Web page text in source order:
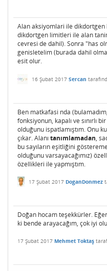
Alan aksiyomlari ile
dikdortgen limitleri ile alan
cevresi de dahil). Sonra "has
genisletelim (burada dahil
esit olur.
16 Şubat 2017 Sercan
Ben matkafasi nda
fonksiyonun, kapalı ve sınırlı
olduğunu ispatlamıştım. Onu
çıkar. Alanı tanımlamadan,
bu sayıların eşitliğini
olduğunu varsayacağımız)
özellikleri ile yapmıştım.
17 Şubat 2017 DoganDonmez
Doğan hocam teşekkürler.
ki bende arayacağım, çok iyi
17 Şubat 2017 Mehmet Toktaş